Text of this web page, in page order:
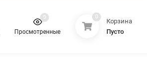
Просмотренные
0 0
Корзина
Пусто